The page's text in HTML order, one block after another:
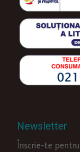
Newsletter
Înscrie-te